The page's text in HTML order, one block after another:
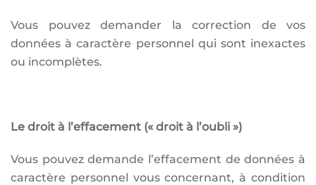
Vous pouvez demander la correction de vos
données à caractère personnel qui sont inexactes
ou incomplètes.
Le droit à l’effacement (« droit à l’oubli »)
Vous pouvez demande l’effacement de données à
caractère personnel vous concernant, à condition